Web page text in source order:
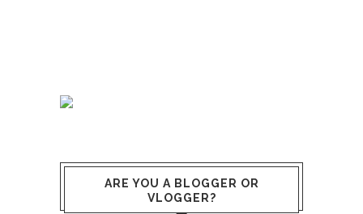
ARE YOU A BLOGGER OR
VLOGGER?